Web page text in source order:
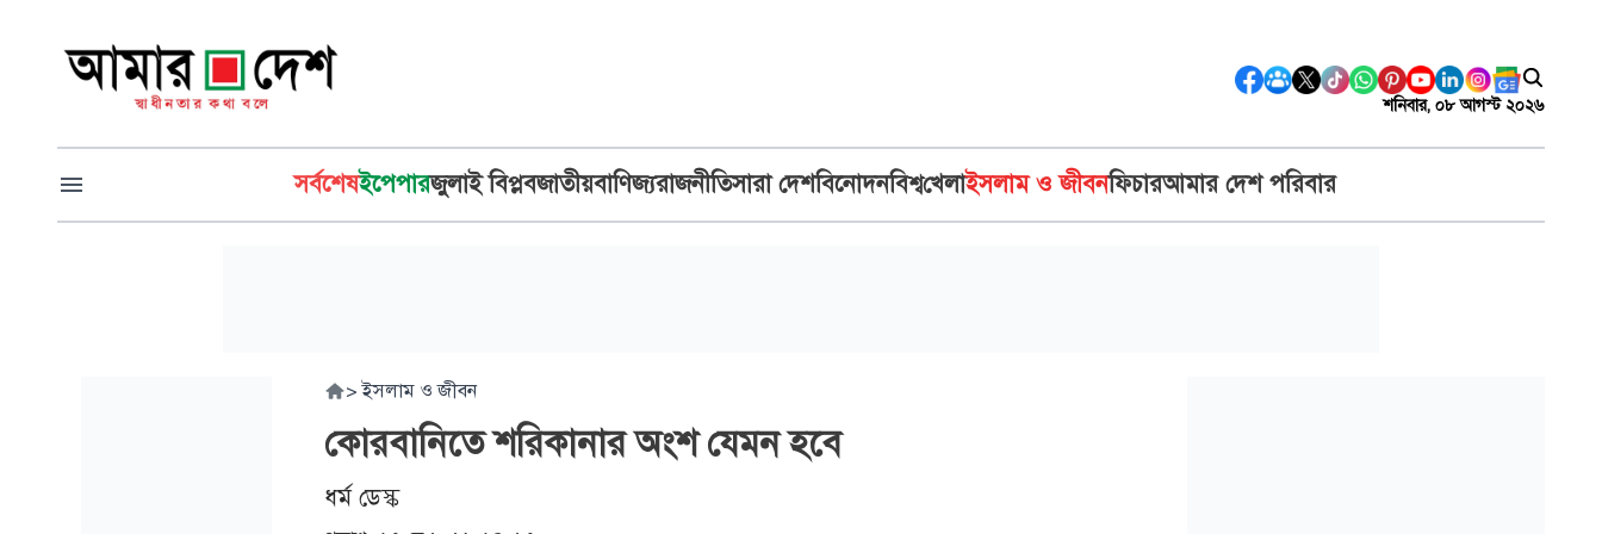
শনিবার, ০৮ আগস্ট ২০২৬
সর্বশেষইপেপারজুলাই বিপ্লবজাতীয়বাণিজ্যরাজনীতিসারা দেশবিনোদনবিশ্বখেলাইসলাম ও জীবনফিচারআমার দেশ পরিবার
> ইসলাম ও জীবন
কোরবানিতে শরিকানার অংশ যেমন হবে
ধর্ম ডেস্ক